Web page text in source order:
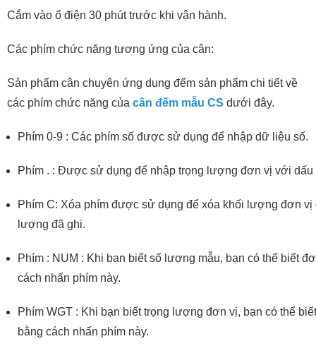
Cắm vào ổ điện 30 phút trước khi vận hành.
Các phím chức năng tương ứng của cân:
Sản phẩm cân chuyên ứng dụng đếm sản phẩm chi tiết về
các phím chức năng của cân đếm mẫu CS dưới đây.
Phím 0-9 : Các phím số được sử dụng để nhập dữ liệu số.
Phím . : Được sử dụng để nhập trọng lượng đơn vị với dấu
Phím C: Xóa phím được sử dụng để xóa khối lượng đơn
lượng đã ghi.
Phím : NUM : Khi bạn biết số lượng mẫu, bạn có thể biết
cách nhấn phím này.
Phím WGT : Khi bạn biết trọng lượng đơn vị, bạn có thể
bằng cách nhấn phím này.